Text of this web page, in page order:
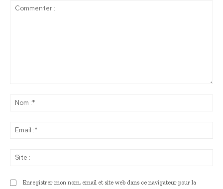
Enregistrer mon nom, email et site web dans ce navigateur pour la